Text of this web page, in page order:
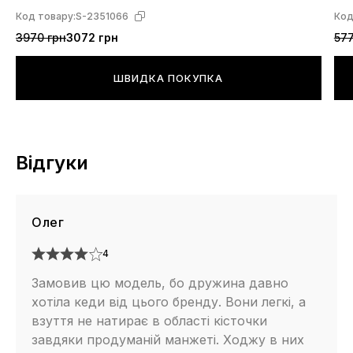
Код товару:S-2351066
3970 грн3072 грн
ШВИДКА ПОКУПКА
Відгуки
Олег
4
Замовив цю модель, бо дружина давно
хотіла кеди від цього бренду. Вони легкі, а
взуття не натирає в області кісточки
завдяки продуманій манжеті. Ходжу в них